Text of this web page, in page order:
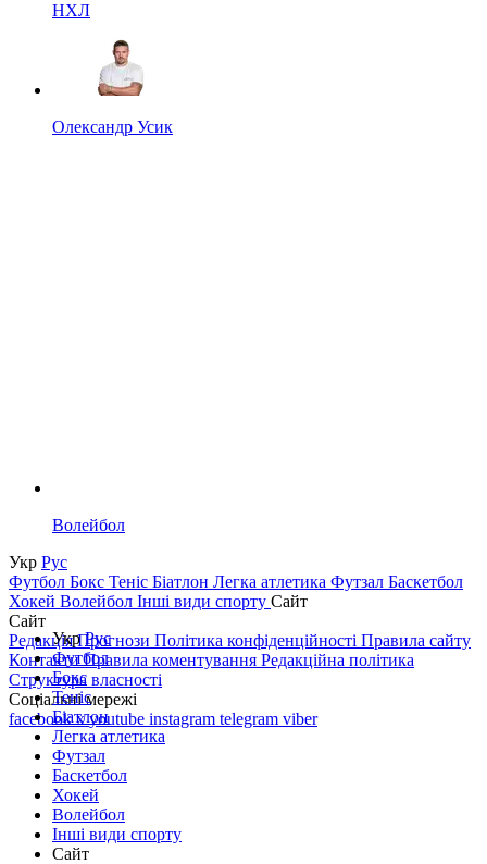
НХЛ
Олександр Усик
Волейбол
Укр Рус
Футбол Бокс Теніс Біатлон Легка атлетика Футзал Баскетбол
Хокей Волейбол Інші види спорту Сайт
Сайт
РедакціяПрогнози Політика конфіденційності Правила сайту
КонтактиПравила коментування Редакційна політика
Структура власності
Соціальні мережі
facebookxyoutube instagram telegram viber
УкрРус
Футбол
Бокс
Теніс
Біатлон
Легка атлетика
Футзал
Баскетбол
Хокей
Волейбол
Інші види спорту
Сайт